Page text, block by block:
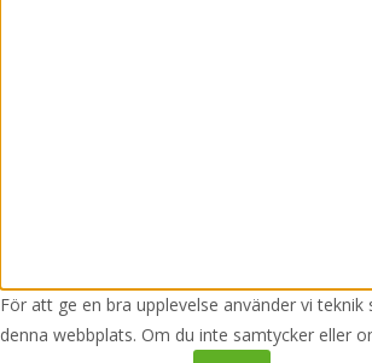
För att ge en bra upplevelse använder vi
denna webbplats. Om du inte samtycker eller